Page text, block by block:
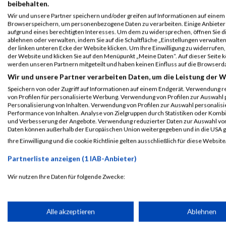
URL www.muddyangelrun.com
Event auf Facebook teilen
PASSENDE VERANSTALTUNGEN
29. August 2026
schauinsland Muddy Angel Run
Magdeburg
2. August 2025
schauinsland Muddy
Magdeburg
Laufsport Anmeldung
beibehalten.
Wir und unsere Partner speichern und/oder greifen auf Informationen auf einem
Browserspeichern, um personenbezogene Daten zu verarbeiten. Einige
aufgrund eines berechtigten Interesses. Um dem zu widersprechen, öffnen Sie
ablehnen oder verwalten, indem Sie auf die Schaltfläche „Einstellungen
der linken unteren Ecke der Website klicken. Um Ihre Einwilligung zu
der Website und klicken Sie auf den Menüpunkt „Meine Daten“. Auf dieser
werden unseren Partnern mitgeteilt und haben keinen Einfluss auf die
Wir und unsere Partner verarbeiten Daten, um die Leistung der
Speichern von oder Zugriff auf Informationen auf einem Endgerät. Verwendung
von Profilen für personalisierte Werbung. Verwendung von Profilen zur
Personalisierung von Inhalten. Verwendung von Profilen zur Auswahl
Performance von Inhalten. Analyse von Zielgruppen durch Statistiken oder
und Verbesserung der Angebote. Verwendung reduzierter Daten zur Auswahl
Daten können außerhalb der Europäischen Union weitergegeben und in die USA
Ihre Einwilligung und die cookie Richtlinie gelten ausschließlich für diese
Partnerliste anzeigen (1 IAB-Anbieter)
Wir nutzen Ihre Daten für folgende Zwecke:
Speichern von oder Zugriff auf Informationen auf einem
Alle akzeptieren Ablehnen